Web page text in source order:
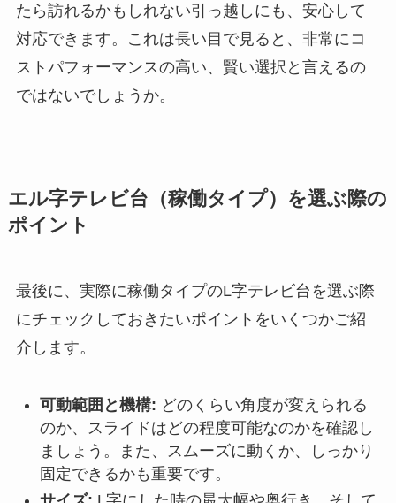
たら訪れるかもしれない引っ越しにも、安心して
対応できます。これは長い目で見ると、非常にコ
ストパフォーマンスの高い、賢い選択と言えるの
ではないでしょうか。
エル字テレビ台（稼働タイプ）を選ぶ際の
ポイント
最後に、実際に稼働タイプのL字テレビ台を選ぶ際
にチェックしておきたいポイントをいくつかご紹
介します。
可動範囲と機構: どのくらい角度が変えられる
のか、スライドはどの程度可能なのかを確認し
ましょう。また、スムーズに動くか、しっかり
固定できるかも重要です。